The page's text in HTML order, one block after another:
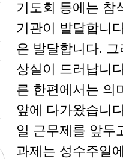
기도회 등에는 참
기관이 발달합니
은 발달합니다.
상실이 드러납니
른 한편에서는 의
앞에 다가왔습니
일 근무제를 앞두
과제는 성수주일